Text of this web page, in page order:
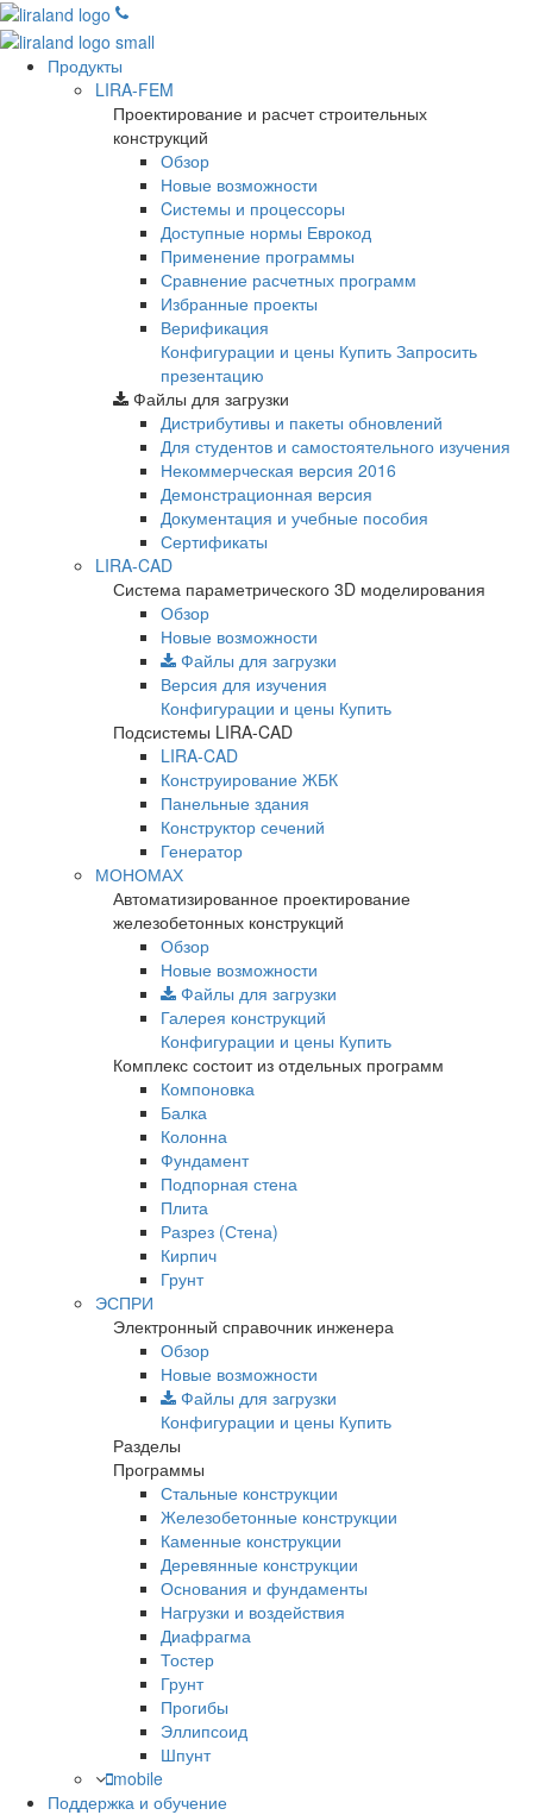
Продукты
LIRA-FEM
Проектирование и расчет строительных
конструкций
Обзор
Новые возможности
Cистемы и процессоры
Доступные нормы Еврокод
Применение программы
Сравнение расчетных программ
Избранные проекты
Верификация
Конфигурации и цены Купить Запросить
презентацию
Файлы для загрузки
Дистрибутивы и пакеты обновлений
Для студентов и самостоятельного изучения
Некоммерческая версия 2016
Демонстрационная версия
Документация и учебные пособия
Сертификаты
LIRA-CAD
Система параметрического 3D моделирования
Обзор
Новые возможности
Файлы для загрузки
Версия для изучения
Конфигурации и цены Купить
Подсистемы LIRA-CAD
LIRA-CAD
Конструирование ЖБК
Панельные здания
Конструктор сечений
Генератор
МОНОМАХ
Автоматизированное проектирование
железобетонных конструкций
Обзор
Новые возможности
Файлы для загрузки
Галерея конструкций
Конфигурации и цены Купить
Комплекс состоит из отдельных программ
Компоновка
Балка
Колонна
Фундамент
Подпорная стена
Плита
Разрез (Стена)
Кирпич
Грунт
ЭСПРИ
Электронный справочник инженера
Обзор
Новые возможности
Файлы для загрузки
Конфигурации и цены Купить
Разделы
Программы
Стальные конструкции
Железобетонные конструкции
Каменные конструкции
Деревянные конструкции
Основания и фундаменты
Нагрузки и воздействия
Диафрагма
Тостер
Грунт
Прогибы
Эллипсоид
Шпунт
mobile
Поддержка и обучение